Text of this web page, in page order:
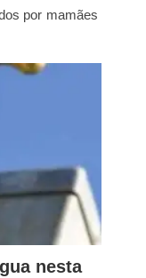
por mamães
nesta